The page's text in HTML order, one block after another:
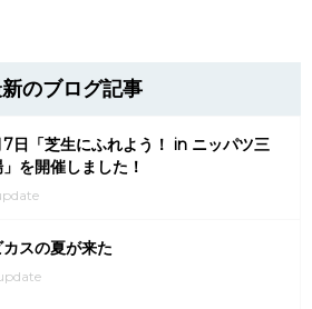
のブログ記事
日「芝生にふれよう！ in ニッパツ三
を開催しました！
スの夏が来た